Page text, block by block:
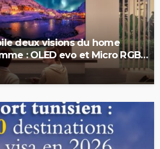
deux visions du home
: OLED evo et Micro RGB